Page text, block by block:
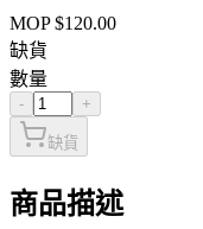
MOP $120.00
缺貨
數量
- +
缺貨
商品描述